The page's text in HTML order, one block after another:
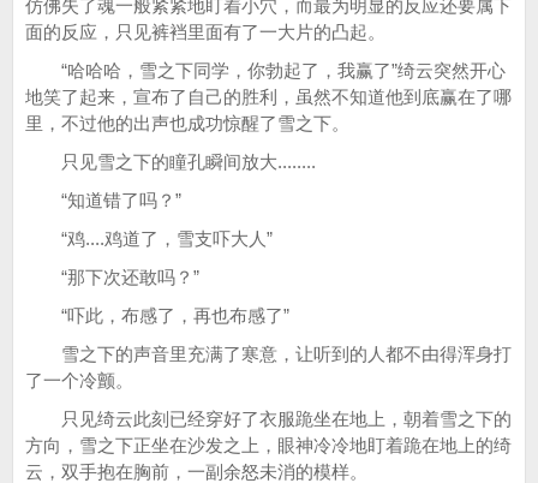
仿佛失了魂一般紧紧地盯着小穴，而最为明显的反应还要属下
面的反应，只见裤裆里面有了一大片的凸起。
“哈哈哈，雪之下同学，你勃起了，我赢了”绮云突然开心
地笑了起来，宣布了自己的胜利，虽然不知道他到底赢在了哪
里，不过他的出声也成功惊醒了雪之下。
只见雪之下的瞳孔瞬间放大........
“知道错了吗？”
“鸡....鸡道了，雪支吓大人”
“那下次还敢吗？”
“吓此，布感了，再也布感了”
雪之下的声音里充满了寒意，让听到的人都不由得浑身打
了一个冷颤。
只见绮云此刻已经穿好了衣服跪坐在地上，朝着雪之下的
方向，雪之下正坐在沙发之上，眼神冷冷地盯着跪在地上的绮
云，双手抱在胸前，一副余怒未消的模样。